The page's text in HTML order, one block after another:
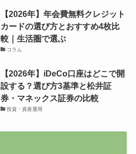
【2026年】年会費無料クレジット
カードの選び方とおすすめ4枚比
較｜生活圏で選ぶ
コラム
【2026年】iDeCo口座はどこで開
設する？選び方3基準と松井証
券・マネックス証券の比較
投資・資産運用